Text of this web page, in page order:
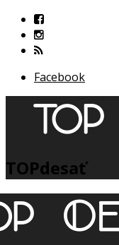
Facebook
TOPdesať